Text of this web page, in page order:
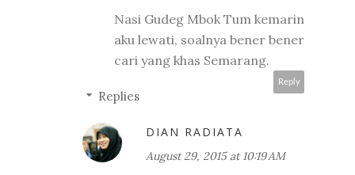
Nasi Gudeg Mbok Tum kemarin
aku lewati, soalnya bener bener
cari yang khas Semarang.
Reply
Replies
DIAN RADIATA
August 29, 2015 at 10:19 AM